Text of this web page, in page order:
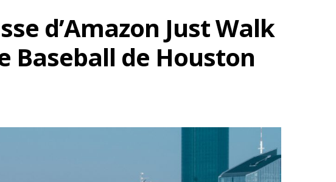
d’Amazon Just Walk
Baseball de Houston